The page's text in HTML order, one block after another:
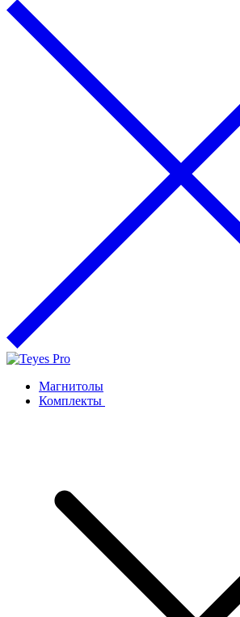
Магнитолы
Комплекты